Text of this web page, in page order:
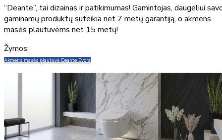
“Deante”, tai dizainas ir patikimumas! Gamintojas, daugeliui
gaminamų produktų suteikia net 7 metų garantiją, o akmens
masės plautuvėms net 15 metų!
Žymos:
Akmens masės plautuvė Deante Evora